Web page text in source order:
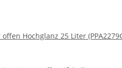
Hochglanz 25 Liter